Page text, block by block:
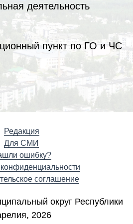
деятельность
пункт по ГО и ЧС
Редакция
Для СМИ
ошибку?
соглашение
округ Республики
2026